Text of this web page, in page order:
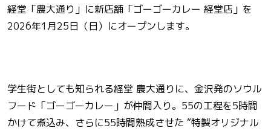
経堂「農大通り」に新店舗「ゴーゴーカレー 経堂店」を
2026年1月25日（日）にオープンします。
学生街としても知られる経堂 農大通りに、金沢発のソウル
フード「ゴーゴーカレー」が仲間入り。55の工程を5時間
かけて煮込み、さらに55時間熟成させた “特製オリジナル